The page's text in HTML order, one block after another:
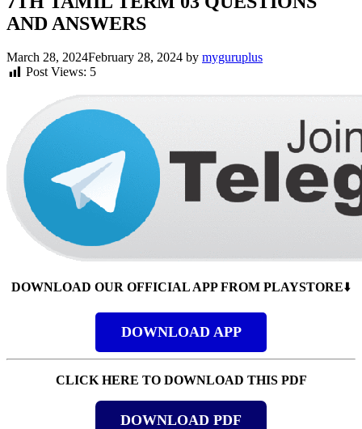
AND ANSWERS
March 28, 2024February 28, 2024 by myguruplus
Post Views: 5
DOWNLOAD OUR OFFICIAL APP FROM PLAYSTORE⬇️
DOWNLOAD APP
CLICK HERE TO DOWNLOAD THIS PDF
DOWNLOAD PDF